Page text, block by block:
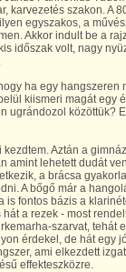
karvezetés szakon. A
egyszakos, a
Akkor indult be a
időszak volt, nagy
ha egy
kiismeri magát egy
ugrándozol közöttük?
Aztán a
amint lehetett dudát
a brácsa
A bőgő már a
is fontos bázis a
a rezek - most
szarvat, tehát
érdekel, de hát egy
ami elkezdett
effekteszközre.